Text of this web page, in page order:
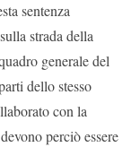
sentenza
strada della
generale del
dello stesso
con la
perciò essere